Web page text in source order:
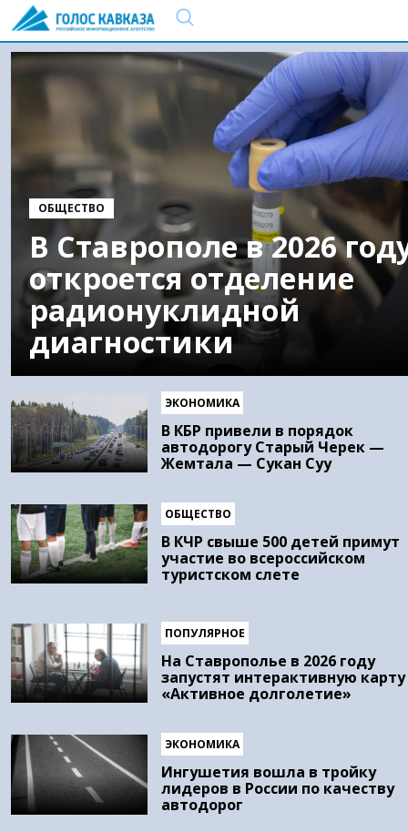
ОБЩЕСТВО
В Ставрополе в 2026
откроется отделение
радионуклидной
диагностики
ЭКОНОМИКА
В КБР привели в порядок
автодорогу Старый Черек —
Жемтала — Сукан Суу
ОБЩЕСТВО
В КЧР свыше 500 детей примут
участие во всероссийском
туристском слете
ПОПУЛЯРНОЕ
На Ставрополье в 2026 году
запустят интерактивную карту
«Активное долголетие»
ЭКОНОМИКА
Ингушетия вошла в тройку
лидеров в России по качеству
автодорог